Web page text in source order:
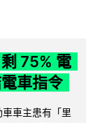
75% 電
車指令
車主患有「里